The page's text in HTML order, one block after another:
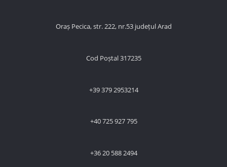
Oraș Pecica, str. 222, nr.53 județul Arad
Cod Poștal 317235
+39 379 2953214
+40 725 927 795
+36 20 588 2494